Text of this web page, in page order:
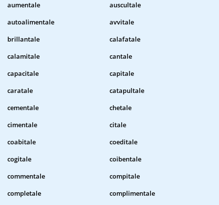
aumentale
auscultale
autoalimentale
avvitale
brillantale
calafatale
calamitale
cantale
capacitale
capitale
caratale
catapultale
cementale
chetale
cimentale
citale
coabitale
coeditale
cogitale
coibentale
commentale
compitale
completale
complimentale